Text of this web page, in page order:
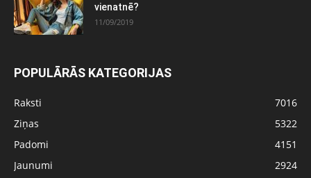
vienatnē?
11/09/2019
POPULĀRĀS KATEGORIJAS
Raksti
7016
Ziņas
5322
Padomi
4151
Jaunumi
2924